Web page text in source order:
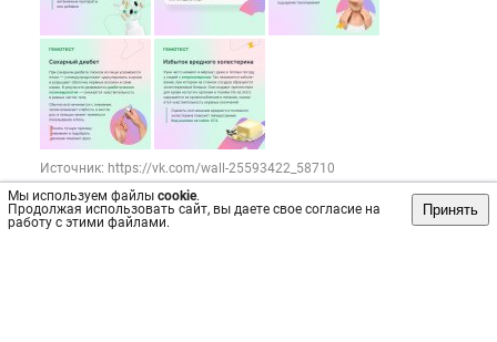
Мы используем файлы cookie.
Продолжая использовать сайт, вы даете свое согласие на
работу с этими файлами.
Принять
Источник: https://vk.com/wall-25593422_58710
Пост№2822, опубликован
Сохранить не интересно